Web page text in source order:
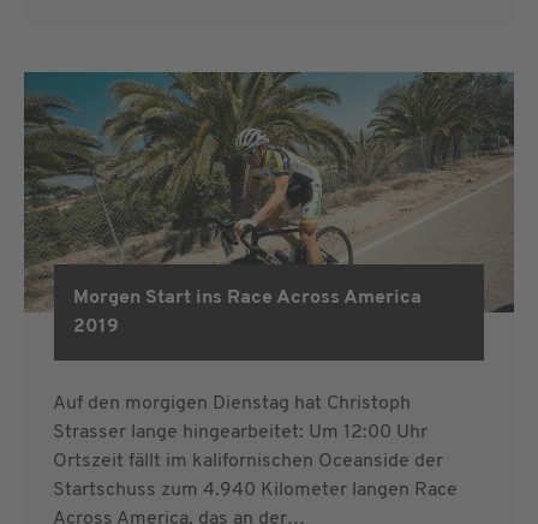
RAAM 2019
Morgen Start ins Race Across America
2019
Auf den morgigen Dienstag hat Christoph
Strasser lange hingearbeitet: Um 12:00 Uhr
Ortszeit fällt im kalifornischen Oceanside der
Startschuss zum 4.940 Kilometer langen Race
Across America, das an der…